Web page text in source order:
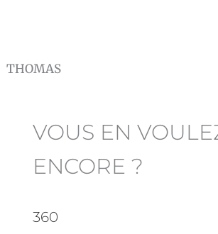
THOMAS
VOUS EN
ENCORE ?
360